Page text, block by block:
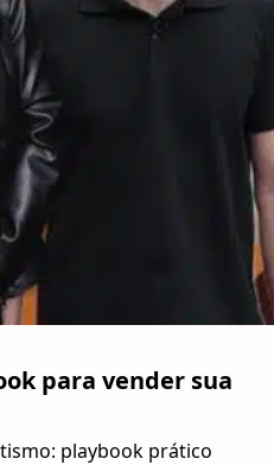
para vender sua
playbook prático